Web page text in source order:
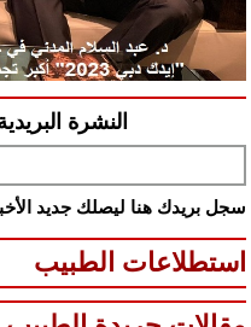
النشرة
سجل بريدك هنا ليصلك جديد
استطلاعات الطبيب